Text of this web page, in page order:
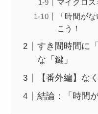
マイクロ
「時間が
こう！
すき間時間に
な「鍵」
【番外編】な
結論：「時間